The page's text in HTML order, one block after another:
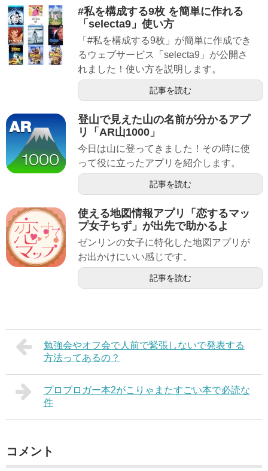
#私を構成する9枚 を簡単に作れる
「selecta9」使い方
「#私を構成する9枚」が簡単に作成でき
るウェブサービス「selecta9」が公開さ
れました！使い方を説明します。
記事を読む
登山で見えた山の名前が分かるアプ
リ「AR山1000」
今日は山に登ってきました！その時に使
って役に立ったアプリを紹介します。
記事を読む
使える地図情報アプリ「恋するマッ
プ女子ちず」が出先で助かるよ
ゼンリンの女子に特化した地図アプリが
お出かけにいい感じです。
記事を読む
勉強会やオフ会で人前で緊張しないで発表する
方法ってあるの？
プロブロガー本2がこりゃまたすごい本で必読な
件
コメント